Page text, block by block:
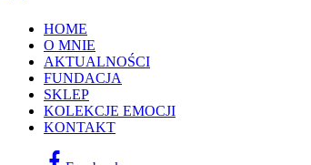
HOME
O MNIE
AKTUALNOŚCI
FUNDACJA
SKLEP
KOLEKCJE EMOCJI
KONTAKT